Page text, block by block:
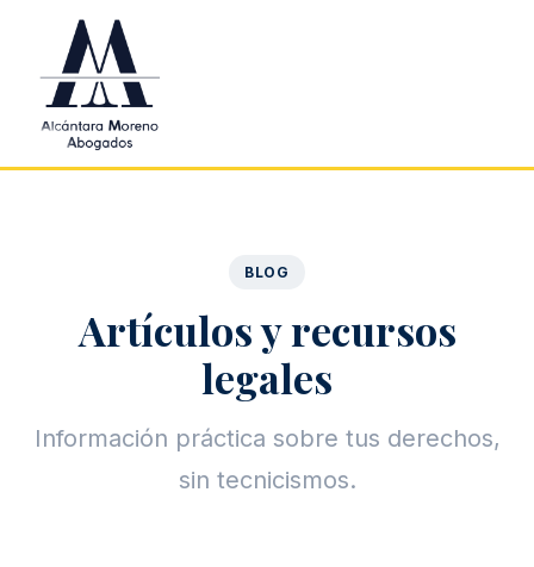
Saltar al contenido principal
BLOG
Artículos y recursos
legales
Información práctica sobre tus derechos,
sin tecnicismos.